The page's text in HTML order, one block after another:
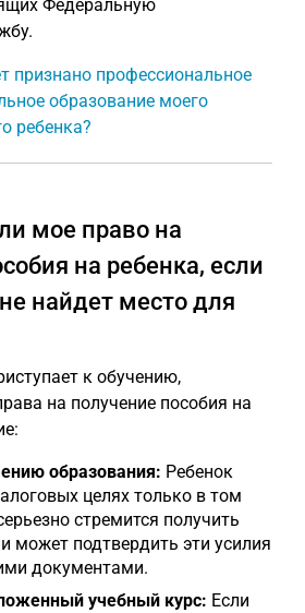
Федеральную
признано профессиональное
образование моего
ребенка?
мое право на
на ребенка, если
найдет место для
к обучению,
на получение пособия на
образования: Ребенок
целях только в том
стремится получить
может подтвердить эти усилия
документами.
учебный курс: Если